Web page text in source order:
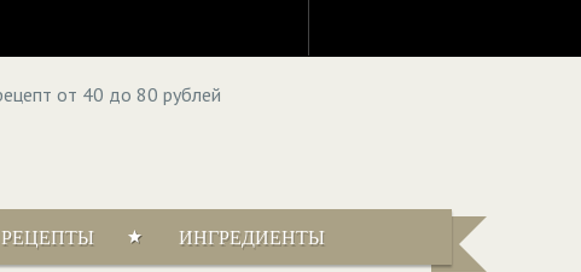
РЕЦЕПТЫ ИНГРЕДИЕНТЫ